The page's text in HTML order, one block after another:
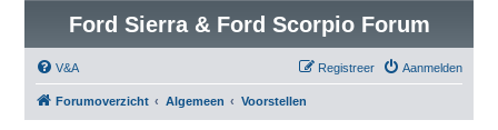
Ford Sierra & Ford Scorpio Forum
V&A Aanmelden
Registreer
Forumoverzicht Algemeen Voorstellen